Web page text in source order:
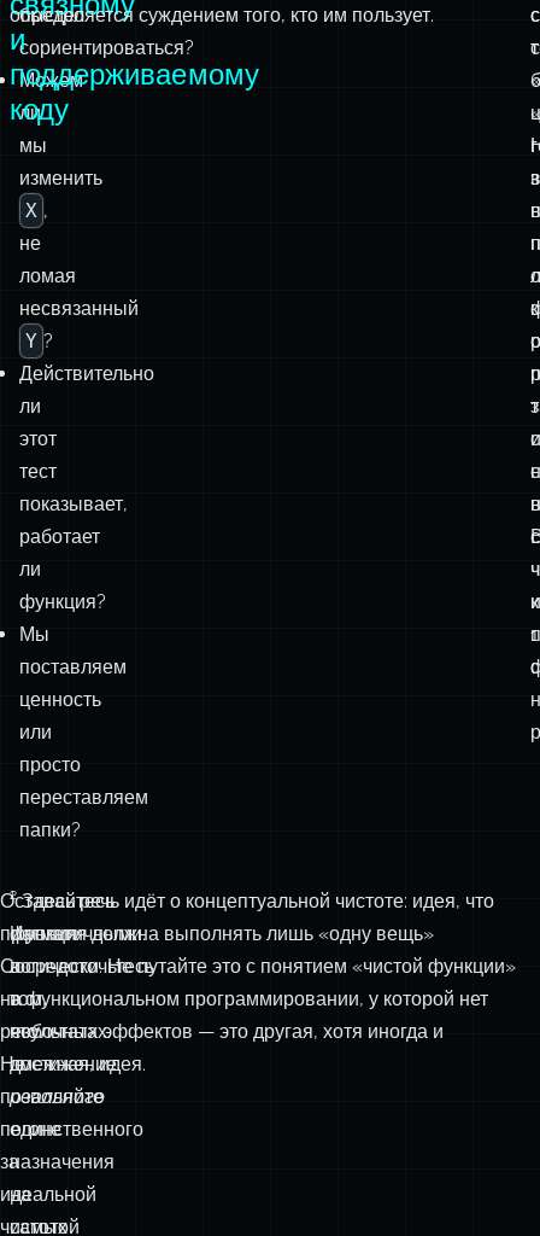
покрытий.
Может
ли
новичок
быстро
сориентироваться?
Можем
ли
мы
изменить
X ,
не
ломая
несвязанный
Y ?
Действительно
ли
этот
тест
показывает,
работает
ли
функция?
Мы
поставляем
или
просто
переставляем
папки?
V.
Заключение:
Содействие
связному
и
поддерживаемому
коду
Принцип единственной ответственности — полезный
инструмент. Это не приказ разбивать ваш код на
атомарный пыль. Как любой инструмент, его ценность
определяется суждением того, кто им пользует.
с
и
Оставайтесь
прагматичными.
Сосредоточьтесь
на
результатах.
Не
¹
Ирония
в
том,
что
достижение
² Здесь речь идёт о концептуальной чистоте: идея, что
функция должна выполнять лишь «одну вещь»
логически. Не путайте это с понятием «чистой функции»
в функциональном программировании, у которой нет
побочных эффектов — это другая, хотя иногда и
смежная, идея.